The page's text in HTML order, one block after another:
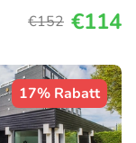
€152 €114
17% Rabatt